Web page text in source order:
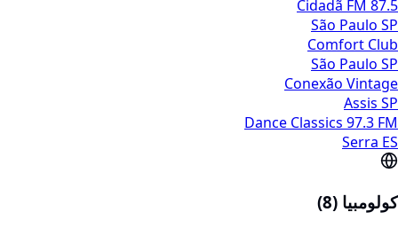
Cidadã FM 87.5
São Paulo SP
Comfort Club
São Paulo SP
Conexão Vintage
Assis SP
Dance Classics 97.3 FM
Serra ES
كولومبيا (8)